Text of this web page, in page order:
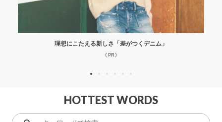
理想にこたえる新しさ「差がつくデニム」
( PR )
HOTTEST WORDS